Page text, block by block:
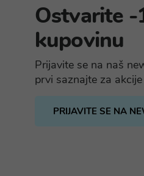
Ostvarite
kupovinu
Prijavite se na naš
prvi saznajte za
PRIJAVITE SE NA